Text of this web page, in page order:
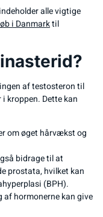
alle vigtige
i Danmarktil
af testosteron til
i kroppen. Dette kan
om øget hårvækst og
bidrage til at
prostata, hvilket kan
(BPH).
af hormonerne kan give